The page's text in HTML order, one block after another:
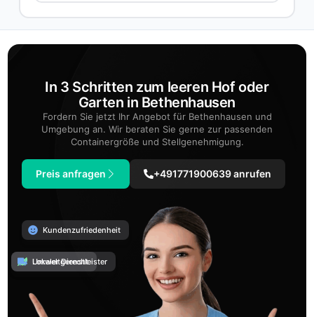
In 3 Schritten zum leeren Hof oder
Garten in Bethenhausen
Fordern Sie jetzt Ihr Angebot für Bethenhausen und
Umgebung an. Wir beraten Sie gerne zur passenden
Containergröße und Stellgenehmigung.
Preis anfragen +491771900639 anrufen
Kundenzufriedenheit
Umweltgerecht
Lokaler Dienstleister